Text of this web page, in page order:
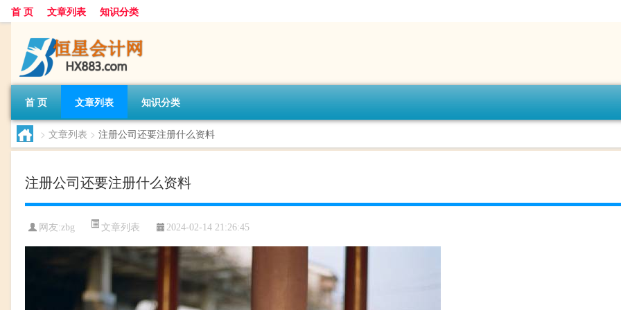
首 页 文章列表 知识分类
首 页 文章列表 知识分类
> 文章列表 > 注册公司还要注册什么资料
注册公司还要注册什么资料
网友:zbg 文章列表 2024-02-14 21:26:45